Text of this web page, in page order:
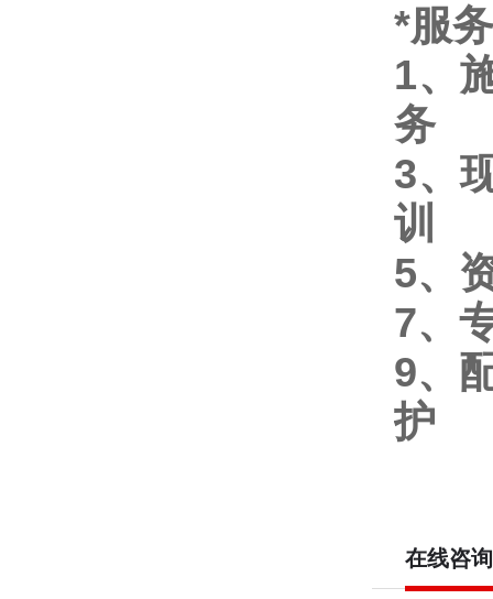
*服
1、
务
3、
训
5、
7、
9、
护
在线咨询